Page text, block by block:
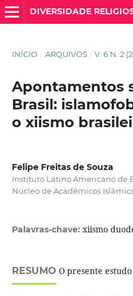
DIVERSIDADE
INÍCIO / ARQUIVOS / V. 6 N. 2
Apontamentos
Brasil:
o xiismo
Felipe Freitas de Souza
Instituto Latino Americano de
Núcleo de Acadêmicos
Palavras-chave: xiismo
RESUMO O presente